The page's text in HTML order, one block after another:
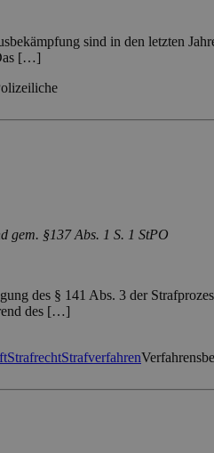
sind in den letzten
[…]
gem. §137 Abs. 1 S. 1 StPO
des § 141 Abs. 3 der
des […]
StrafrechtStrafverfahren